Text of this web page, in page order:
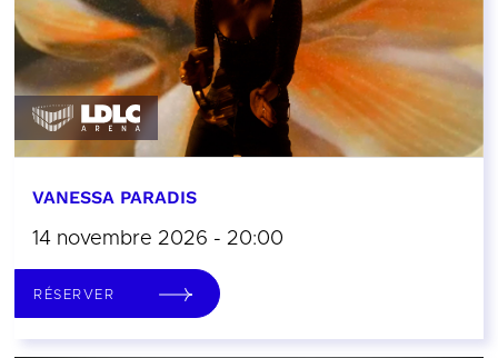
VANESSA PARADIS
14 novembre 2026 - 20:00
RÉSERVER